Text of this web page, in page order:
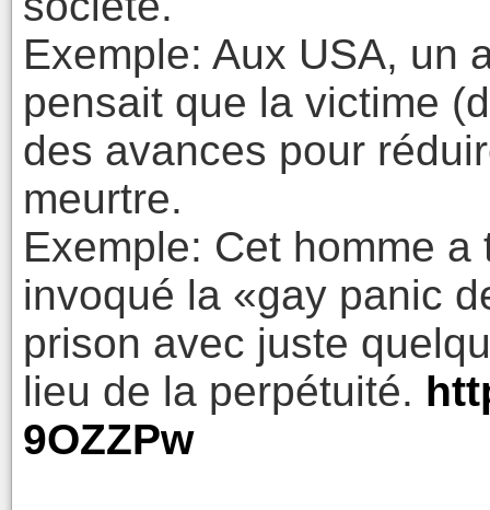
Exemple: Aux USA, un
pensait que la victime
des avances pour
meurtre.
Exemple: Cet homme
invoqué la «gay panic
prison avec juste
lieu de la perpétuité.
9OZZPw